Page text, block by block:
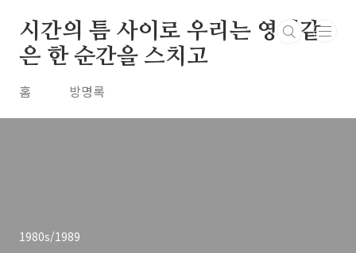
시간의 틈 사이로 우리는 영원같
은 한 순간을 스치고
홈 방명록
1980s/1989